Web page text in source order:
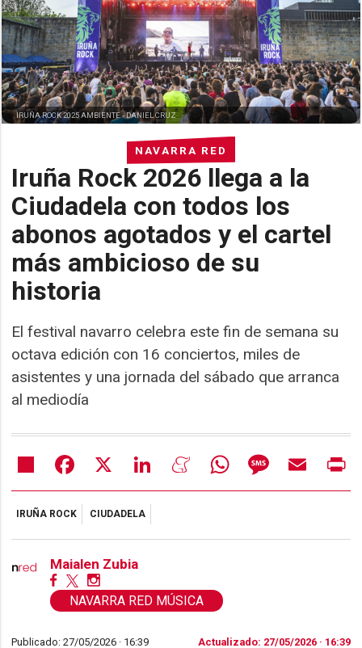
NAVARRA RED
Iruña Rock 2026 llega a la
Ciudadela con todos los
abonos agotados y el cartel
más ambicioso de su
historia
El festival navarro celebra este fin de semana su
octava edición con 16 conciertos, miles de
asistentes y una jornada del sábado que arranca
al mediodía
IRUÑA ROCK 2025 AMBIENTE -DANIEL CRUZ
Share Facebook LinkedIn MeneameWhatsAppMessageEmail
IRUÑA ROCK CIUDADELA
Maialen Zubia
NAVARRA RED MÚSICA
Publicado: 27/05/2026 · 16:39 Actualizado: 27/05/2026 · 16:39